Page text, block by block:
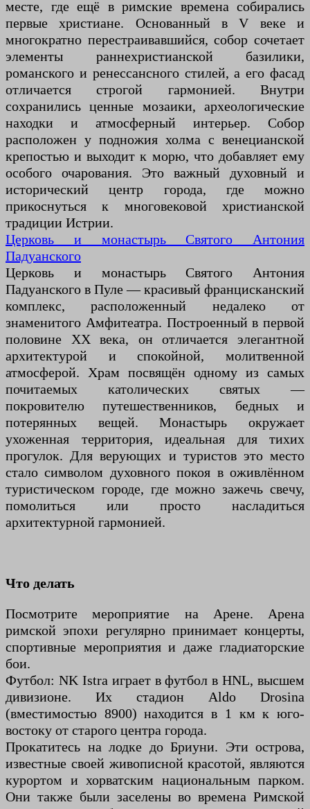
месте, где ещё в римские времена собирались
первые христиане. Основанный в V веке и
многократно перестраивавшийся, собор сочетает
элементы раннехристианской базилики,
романского и ренессансного стилей, а его фасад
отличается строгой гармонией. Внутри
сохранились ценные мозаики, археологические
находки и атмосферный интерьер. Собор
расположен у подножия холма с венецианской
крепостью и выходит к морю, что добавляет ему
особого очарования. Это важный духовный и
исторический центр города, где можно
прикоснуться к многовековой христианской
традиции Истрии.
Церковь и монастырь Святого Антония
Падуанского
Церковь и монастырь Святого Антония
Падуанского в Пуле — красивый францисканский
комплекс, расположенный недалеко от
знаменитого Амфитеатра. Построенный в первой
половине XX века, он отличается элегантной
архитектурой и спокойной, молитвенной
атмосферой. Храм посвящён одному из самых
почитаемых католических святых —
покровителю путешественников, бедных и
потерянных вещей. Монастырь окружает
ухоженная территория, идеальная для тихих
прогулок. Для верующих и туристов это место
стало символом духовного покоя в оживлённом
туристическом городе, где можно зажечь свечу,
помолиться или просто насладиться
архитектурной гармонией.
Что делать
Посмотрите мероприятие на Арене. Арена
римской эпохи регулярно принимает концерты,
спортивные мероприятия и даже гладиаторские
бои.
Футбол: NK Istra играет в футбол в HNL, высшем
дивизионе. Их стадион Aldo Drosina
(вместимостью 8900) находится в 1 км к юго-
востоку от старого центра города.
Прокатитесь на лодке до Бриуни. Эти острова,
известные своей живописной красотой, являются
курортом и хорватским национальным парком.
Они также были заселены во времена Римской